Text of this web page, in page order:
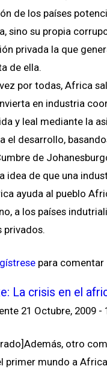
de los países
sino su propia
privada la que
de ella.
por todas, Africa
en industria
y leal mediante la
el desarrollo,
de
idea de que una
ayuda al pueblo
a los países
privados.
para comentar
La crisis en el
21 Octubre, 2009 -
otro
primer mundo a